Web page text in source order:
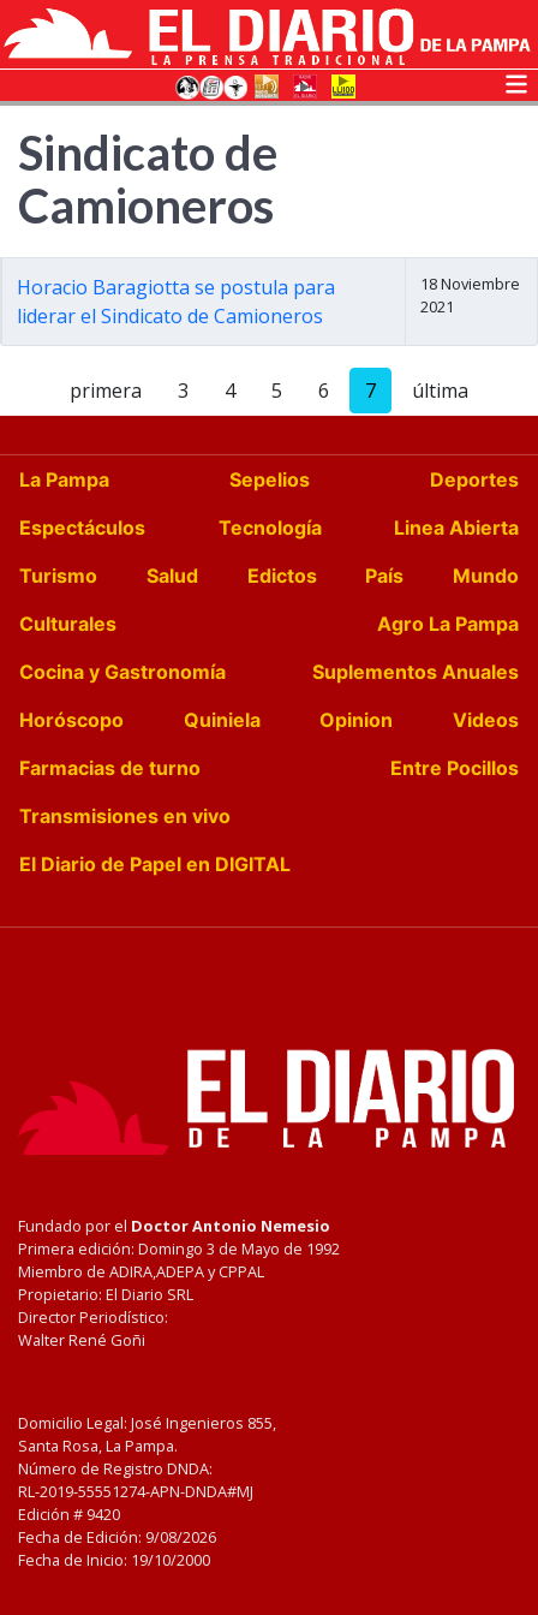
Sindicato de
Camioneros
Horacio Baragiotta se postula para
liderar el Sindicato de Camioneros
18 Noviembre
2021
primera 3 4 5 6 7 última
La Pampa Sepelios
Deportes
Espectáculos
Tecnología
Linea Abierta
Turismo
Salud Edictos País
Mundo
Culturales
Agro La Pampa
Cocina y Gastronomía
Suplementos Anuales
Horóscopo
Quiniela Opinion
Videos
Farmacias de turno
Entre Pocillos
Transmisiones en vivo
El Diario de Papel en DIGITAL
Fundado por el Doctor Antonio Nemesio
Primera edición: Domingo 3 de Mayo de 1992
Miembro de ADIRA,ADEPA y CPPAL
Propietario: El Diario SRL
Director Periodístico:
Walter René Goñi
Domicilio Legal: José Ingenieros 855,
Santa Rosa, La Pampa.
Número de Registro DNDA:
RL-2019-55551274-APN-DNDA#MJ
Edición # 9420
Fecha de Edición: 9/08/2026
Fecha de Inicio: 19/10/2000